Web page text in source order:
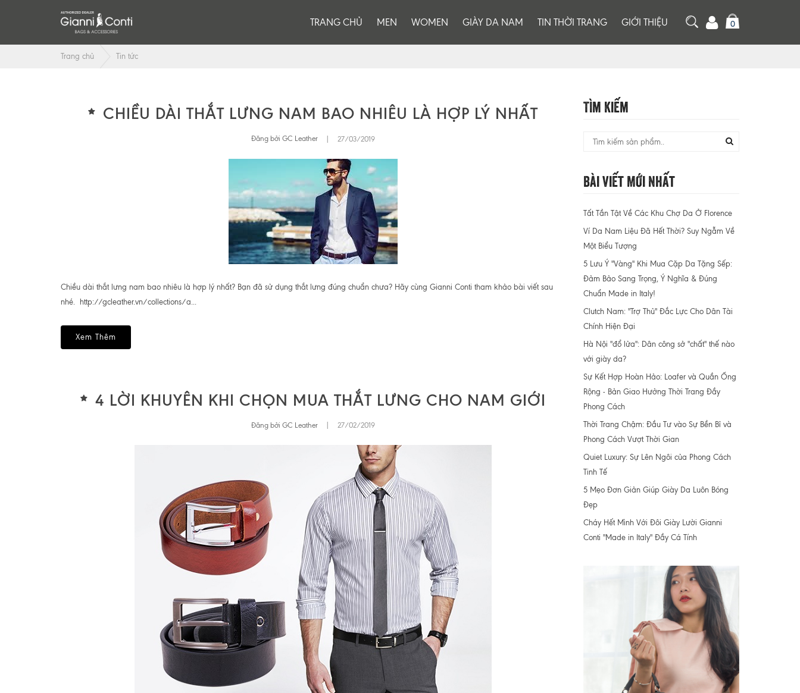
TRANG CHỦ MEN WOMEN GIÀY DA NAM TIN THỜI TRANG GIỚI THIỆU 0
Trang chủ Tin tức
CHIỀU DÀI THẮT LƯNG NAM BAO NHIÊU LÀ HỢP LÝ NHẤT
Đăng bởi GC Leather 27/03/2019
Chiều dài thắt lưng nam bao nhiêu là hợp lý nhất? Bạn đã sử dụng thắt lưng đúng chuẩn chưa? Hãy cùng Gianni Conti tham khảo bài viết sau
nhé. http://gcleather.vn/collections/a...
Xem Thêm
4 LỜI KHUYÊN KHI CHỌN MUA THẮT LƯNG CHO NAM GIỚI
Đăng bởi GC Leather 27/02/2019
Tìm Kiếm
Bài Viết Mới Nhất
Tất Tần Tật Về Các Khu Chợ Da Ở Florence
Ví Da Nam Liệu Đã Hết Thời? Suy Ngẫm Về
Một Biểu Tượng
5 Lưu Ý "Vàng" Khi Mua Cặp Da Tặng Sếp:
Đảm Bảo Sang Trọng, Ý Nghĩa & Đúng
Chuẩn Made in Italy!
Clutch Nam: "Trợ Thủ" Đắc Lực Cho Dân Tài
Chính Hiện Đại
Hà Nội "đổ lửa": Dân công sở "chất" thế nào
với giày da?
Sự Kết Hợp Hoàn Hảo: Loafer và Quần Ống
Rộng - Bản Giao Hưởng Thời Trang Đầy
Phong Cách
Thời Trang Chậm: Đầu Tư vào Sự Bền Bỉ và
Phong Cách Vượt Thời Gian
Quiet Luxury: Sự Lên Ngôi của Phong Cách
Tinh Tế
5 Mẹo Đơn Giản Giúp Giày Da Luôn Bóng
Đẹp
Cháy Hết Mình Với Đôi Giày Lười Gianni
Conti "Made in Italy" Đầy Cá Tính